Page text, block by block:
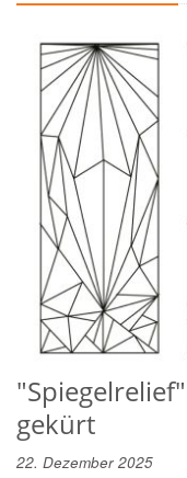
gekürt
22. Dezember 2025